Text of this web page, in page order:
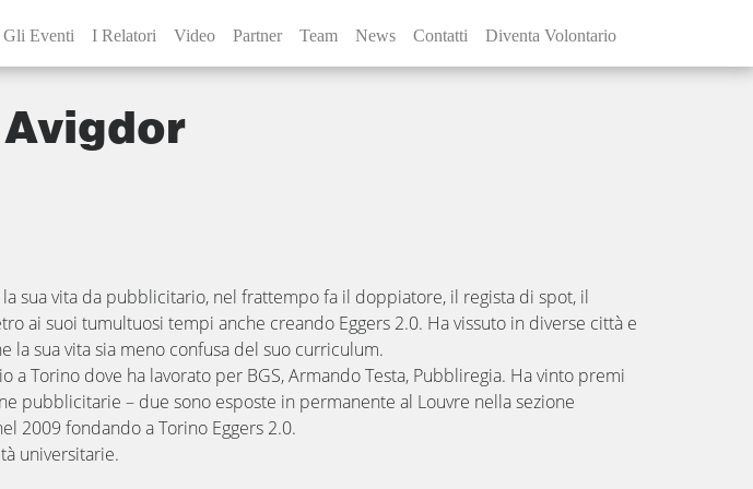
Gli Eventi I Relatori Video Partner Team News Contatti Diventa Volontario
sua vita da pubblicitario, nel frattempo fa il doppiatore, il regista di spot, il
ai suoi tumultuosi tempi anche creando Eggers 2.0. Ha vissuto in diverse città e
la sua vita sia meno confusa del suo curriculum.
a Torino dove ha lavorato per BGS, Armando Testa, Pubbliregia. Ha vinto premi
pubblicitarie – due sono esposte in permanente al Louvre nella sezione
2009 fondando a Torino Eggers 2.0.
universitarie.